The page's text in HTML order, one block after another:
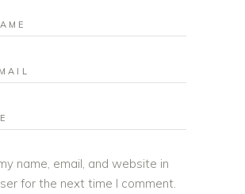
name, email, and website in
for the next time I comment.